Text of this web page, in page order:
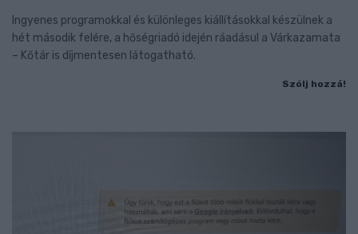
Ingyenes programokkal és különleges kiállításokkal készülnek a
hét második felére, a hőségriadó idején ráadásul a Várkazamata
– Kőtár is díjmentesen látogatható.
Szólj hozzá!